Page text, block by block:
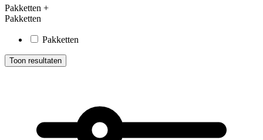
Pakketten +
Pakketten
Pakketten
Toon resultaten